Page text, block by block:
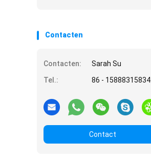
Contacten
Contacten:
Sarah Su
Tel.:
86 - 15888315834
Contact